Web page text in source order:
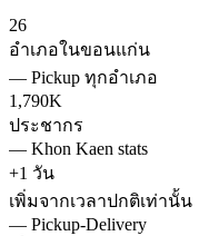
26
อำเภอในขอนแก่น
— Pickup ทุกอำเภอ
1,790K
ประชากร
— Khon Kaen stats
+1 วัน
เพิ่มจากเวลาปกติเท่านั้น
— Pickup-Delivery